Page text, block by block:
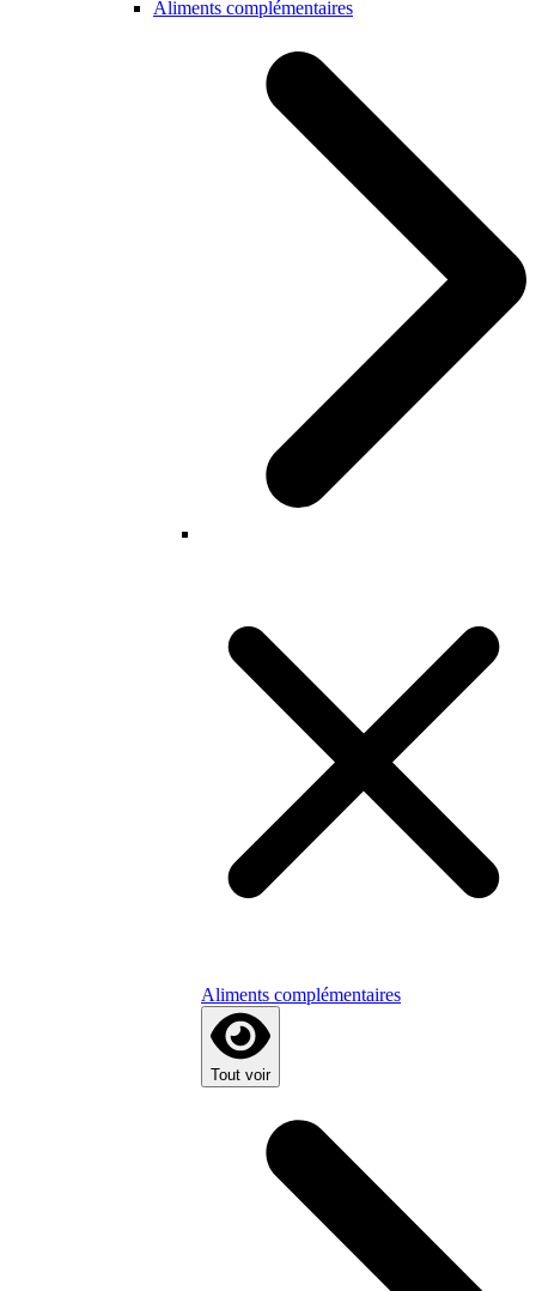
Aliments complémentaires
Aliments complémentaires
Tout voir